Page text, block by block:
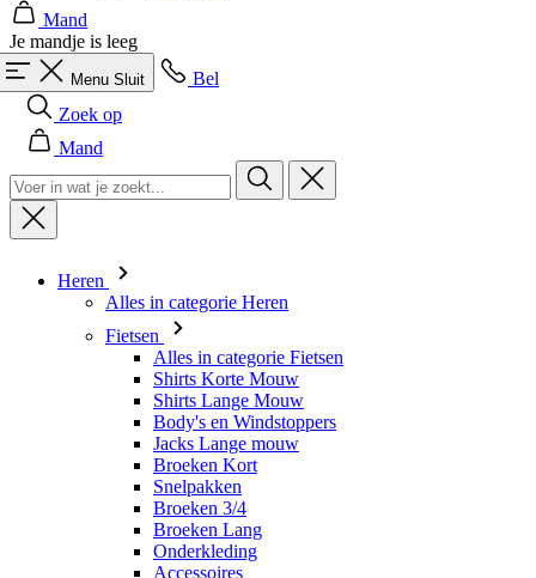
Zoek op
Mand
Heren
Alles in categorie Heren
Shirts Lange Mouw
Body's en Windstoppers
Jacks Lange mouw
Broeken Kort
Snelpakken
Broeken 3/4
Broeken Lang
Onderkleding
Accessoires
Mutsen en Petten
Handschoenen
Sokken
Overig